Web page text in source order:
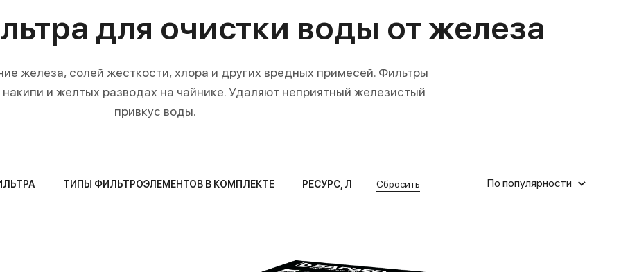
для очистки воды от железа
железа, солей жесткости, хлора и других вредных примесей. Фильтры
накипи и желтых разводах на чайнике. Удаляют неприятный железистый
привкус воды.
ТИПЫ ФИЛЬТРОЭЛЕМЕНТОВ В КОМПЛЕКТЕ РЕСУРС, Л Сбросить По популярности